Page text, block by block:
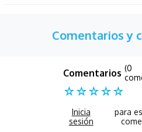
Comentarios y
☆☆☆☆☆
(0